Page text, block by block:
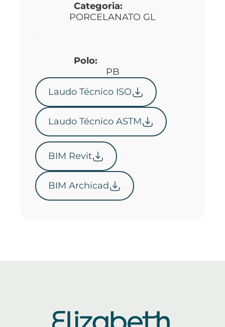
Categoria:
PORCELANATO GL
Polo:
PB
Laudo Técnico ISO
Laudo Técnico ASTM
BIM Revit
BIM Archicad